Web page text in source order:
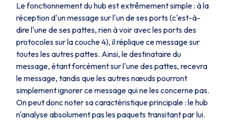
Le fonctionnement du hub est extrêmement simple : à la
réception d'un message sur l'un de ses ports (c'est-à-
dire l'une de ses pattes, rien à voir avec les ports des
protocoles sur la couche 4), il réplique ce message sur
toutes les autres pattes. Ainsi, le destinataire du
message, étant forcément sur l'une des pattes, recevra
le message, tandis que les autres nœuds pourront
simplement ignorer ce message qui ne les concerne pas.
On peut donc noter sa caractéristique principale : le hub
n'analyse absolument pas les paquets transitant par lui.